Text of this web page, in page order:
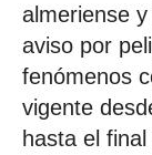
almeriense
aviso por
fenómenos
vigente
hasta el